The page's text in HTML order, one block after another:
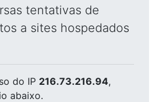
tentativas de
a sites hospedados
do IP 216.73.216.94,
abaixo.